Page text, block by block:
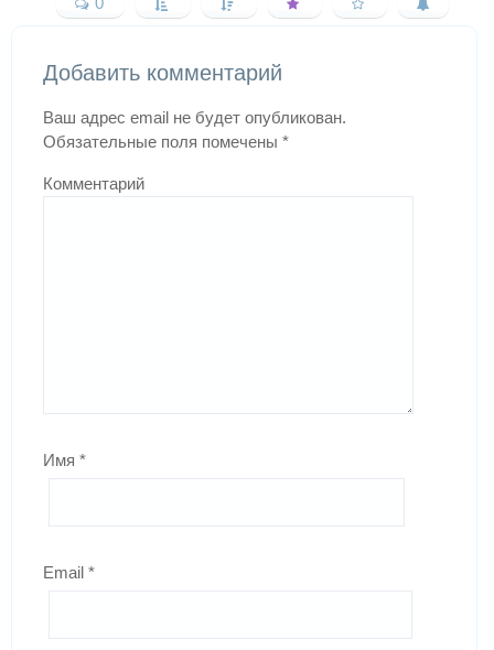
Добавить комментарий
Ваш адрес email не будет опубликован.
Обязательные поля помечены *
Комментарий
Имя *
Email *